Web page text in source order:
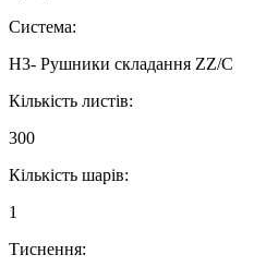
Система:
Н3- Рушники складання ZZ/C
Кількість листів:
300
Кількість шарів:
1
Тиснення: